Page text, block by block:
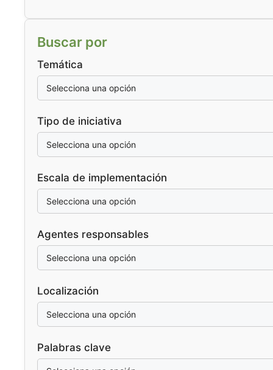
Buscar por
Temática
Tipo de iniciativa
Escala de implementación
Agentes responsables
Localización
Palabras clave